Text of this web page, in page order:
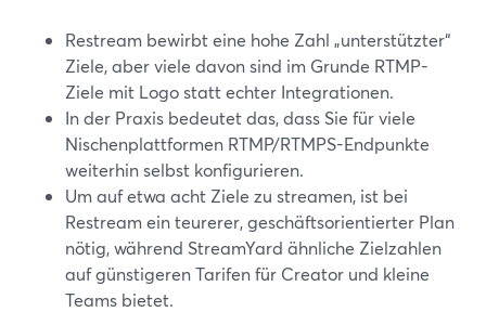
Restream bewirbt eine hohe Zahl „unterstützter“
Ziele, aber viele davon sind im Grunde RTMP-
Ziele mit Logo statt echter Integrationen.
In der Praxis bedeutet das, dass Sie für viele
Nischenplattformen RTMP/RTMPS-Endpunkte
weiterhin selbst konfigurieren.
Um auf etwa acht Ziele zu streamen, ist bei
Restream ein teurerer, geschäftsorientierter Plan
nötig, während StreamYard ähnliche Zielzahlen
auf günstigeren Tarifen für Creator und kleine
Teams bietet.